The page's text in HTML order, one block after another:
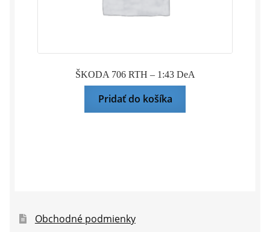
ŠKODA 706 RTH – 1:43 DeA
Pridať do košíka
Obchodné podmienky